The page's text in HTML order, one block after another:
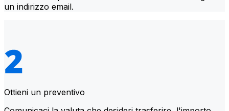
un indirizzo email.
Ottieni un preventivo